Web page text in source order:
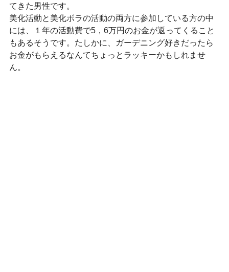
てきた男性です。
美化活動と美化ボラの活動の両方に参加している方の中
には、１年の活動費で5，6万円のお金が返ってくること
もあるそうです。たしかに、ガーデニング好きだったら
お金がもらえるなんてちょっとラッキーかもしれませ
ん。